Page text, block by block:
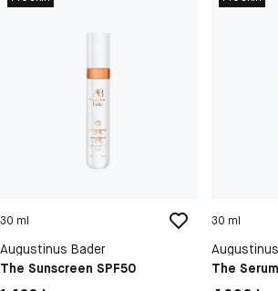
30 ml
Augustinus Bader
The Sunscreen SPF50
30 ml
The Serum